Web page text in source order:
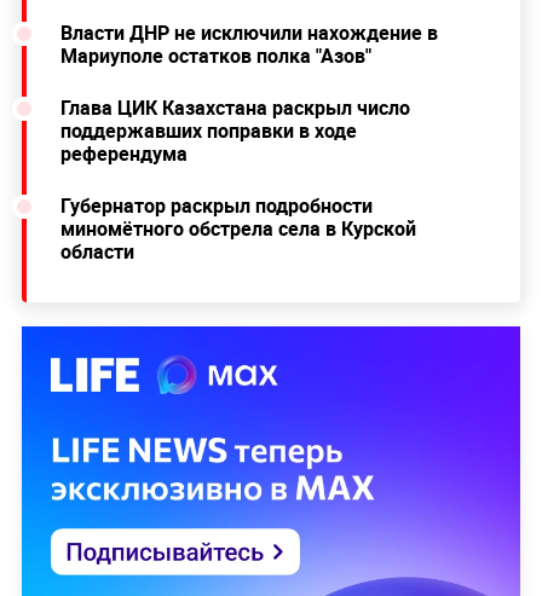
Власти ДНР не исключили нахождение в
Мариуполе остатков полка "Азов"
Глава ЦИК Казахстана раскрыл число
поддержавших поправки в ходе
референдума
Губернатор раскрыл подробности
миномётного обстрела села в Курской
области